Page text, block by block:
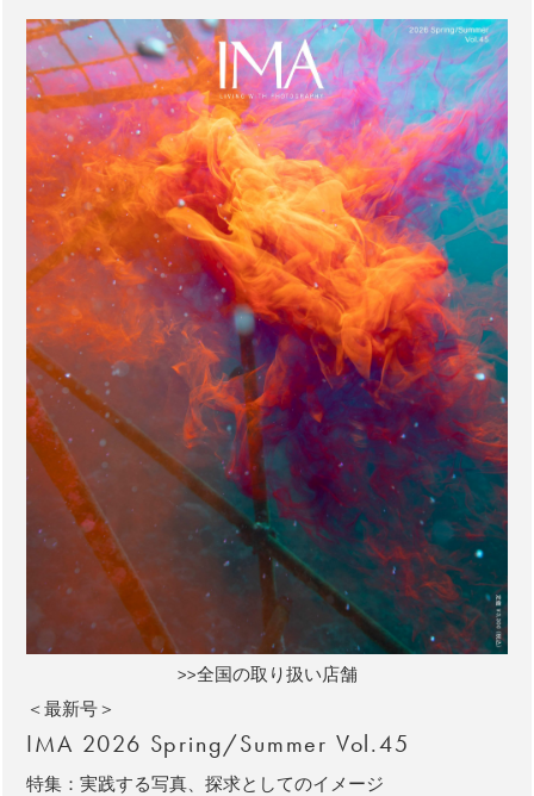
>>全国の取り扱い店舗
＜最新号＞
IMA 2026 Spring/Summer Vol.45
特集：実践する写真、探求としてのイメージ